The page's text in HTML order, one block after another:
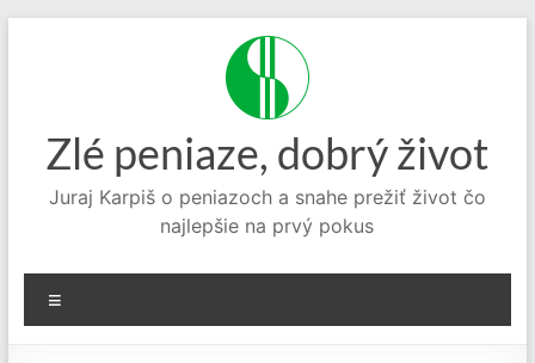
Zlé peniaze, dobrý život
Juraj Karpiš o peniazoch a snahe prežiť život čo
najlepšie na prvý pokus